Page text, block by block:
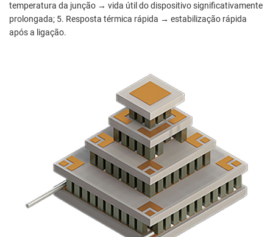
temperatura da junção → vida útil do dispositivo significativamente
prolongada; 5. Resposta térmica rápida → estabilização rápida
após a ligação.